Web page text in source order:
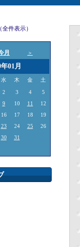
全件表示）
月 ＞
01月
水 木 金 土
2 3 4
5
9 10 11
12
16 17 18
19
23 24 25
26
30 31